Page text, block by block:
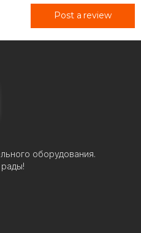
Post a review
оборудования.